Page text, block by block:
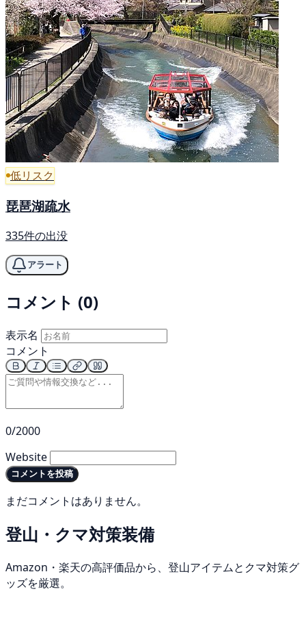
低リスク
琵琶湖疏水
335件の出没
アラート
コメント (0)
表示名
コメント
0/2000
Website
コメントを投稿
まだコメントはありません。
登山・クマ対策装備
Amazon・楽天の高評価品から、登山アイテムとクマ対策グ
ッズを厳選。